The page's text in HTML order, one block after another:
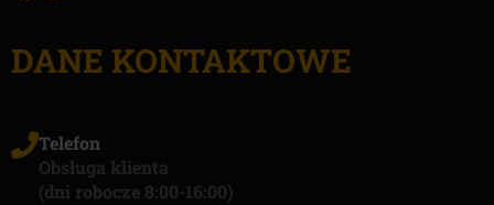
DANE KONTAKTOWE
Telefon
Obsługa klienta
(dni robocze 8:00-16:00)